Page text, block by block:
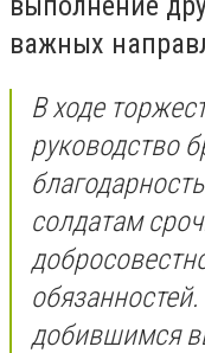
важных
В ходе
руководство
солдатам
добившимся